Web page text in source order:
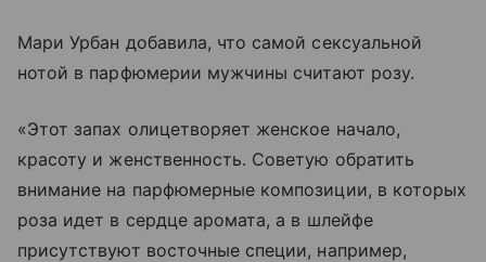
Мари Урбан добавила, что самой сексуальной
нотой в парфюмерии мужчины считают розу.
«Этот запах олицетворяет женское начало,
красоту и женственность. Советую обратить
внимание на парфюмерные композиции, в которых
роза идет в сердце аромата, а в шлейфе
присутствуют восточные специи, например,